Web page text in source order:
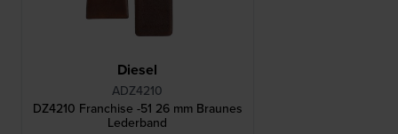
Diesel
ADZ4210
DZ4210 Franchise -51 26 mm Braunes
Lederband